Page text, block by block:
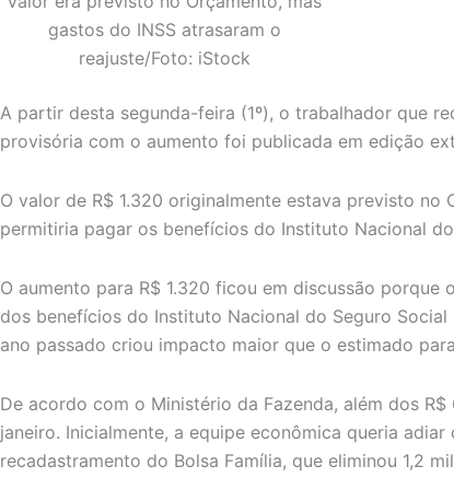
gastos do INSS atrasaram o
reajuste/Foto: iStock
A partir desta segunda-feira (1º), o trabalhador que
provisória com o aumento foi publicada em edição
O valor de R$ 1.320 originalmente estava previsto
permitiria pagar os benefícios do Instituto Nacional
O aumento para R$ 1.320 ficou em discussão
dos benefícios do Instituto Nacional do Seguro
ano passado criou impacto maior que o estimado
De acordo com o Ministério da Fazenda, além dos
janeiro. Inicialmente, a equipe econômica queria
recadastramento do Bolsa Família, que eliminou 1,2